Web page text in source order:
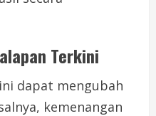
Terkini
dapat mengubah
kemenangan